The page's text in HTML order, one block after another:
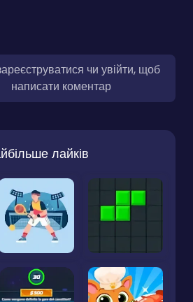
чи увійти, щоб
написати коментар
лайків